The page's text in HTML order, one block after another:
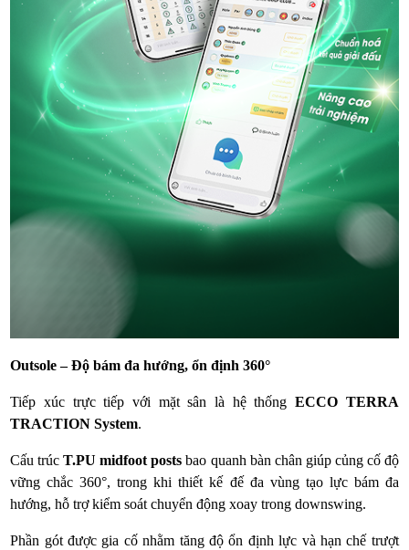
Outsole – Độ bám đa hướng, ổn định 360°
Tiếp xúc trực tiếp với mặt sân là hệ thốngECCO TERRA
TRACTION System.
Cấu trúcT.PU midfoot posts bao quanh bàn chân giúp củng cố độ
vững chắc 360°, trong khi thiết kế đế đa vùng tạo lực bám đa
hướng, hỗ trợ kiểm soát chuyển động xoay trong downswing.
Phần gót được gia cố nhằm tăng độ ổn định lực và hạn chế trượt